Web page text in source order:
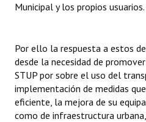
Reconocimientos - Registro
Entrega de distinciones
REFORMA DE LA CARTA
Municipal y los propios usuarios.
Por ello la respuesta a estos
desde la necesidad de
STUP por sobre el uso del
implementación de medidas
eficiente, la mejora de su
como de infraestructura